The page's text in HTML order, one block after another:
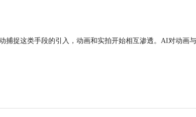
捕捉这类手段的引入，动画和实拍开始相互渗透。AI对动画